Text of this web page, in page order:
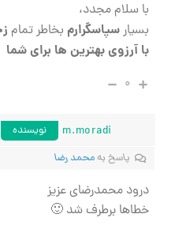
با سلام مجدد،
بسیارسپاسگرارم بخاطر تمام
با آرزوی بهترین ها برای شما
۰
m.moradi
نویسنده
پاسخ بهمحمد رضا
درود محمدرضای عزیز
خطاها برطرف شد 🙂